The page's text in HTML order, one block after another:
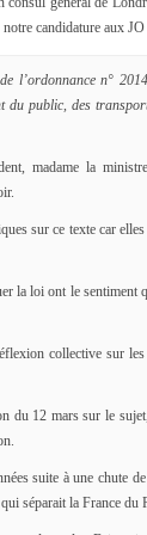
candidature aux
l’ordonnance n°
du public, des
madame la
sur ce texte car
la loi ont le sentiment
collective sur
du 12 mars sur le
suite à une chute
séparait la France